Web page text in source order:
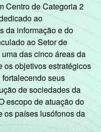
Centro de Categoria 2
ao
da informação e do
ao Setor de
das cinco áreas da
os objetivos estratégicos
seus
de sociedades da
escopo de atuação do
os países lusófonos da